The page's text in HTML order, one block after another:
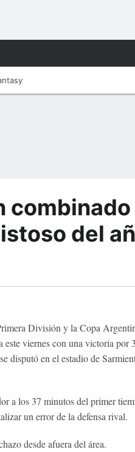
combinado
del
División y la Copa
este viernes con una victoria por
disputó en el estadio de
a los 37 minutos del primer
un error de la defensa rival.
desde afuera del área.